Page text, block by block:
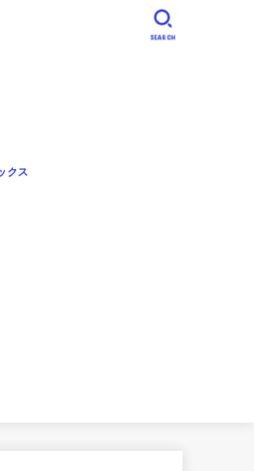
クス
SEARCH